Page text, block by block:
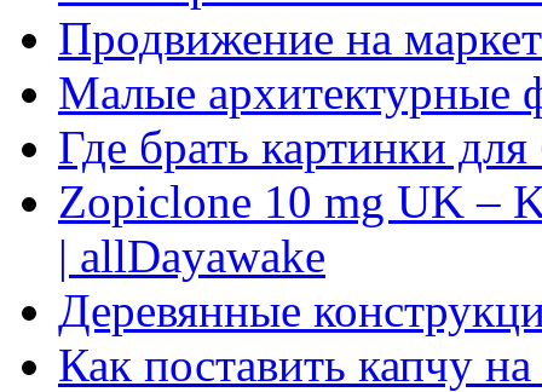
Продвижение на
Малые архитектурные
Где брать картинки
Zopiclone 10 mg UK –
| allDayawake
Деревянные
Как поставить капчу